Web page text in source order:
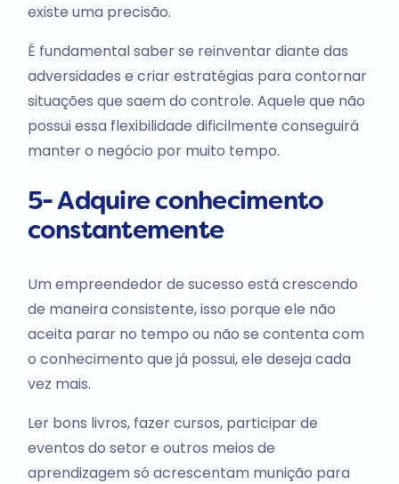
existe uma precisão.
É fundamental saber se reinventar diante das
adversidades e criar estratégias para contornar
situações que saem do controle. Aquele que não
possui essa flexibilidade dificilmente conseguirá
manter o negócio por muito tempo.
5- Adquire conhecimento
constantemente
Um empreendedor de sucesso está crescendo
de maneira consistente, isso porque ele não
aceita parar no tempo ou não se contenta com
o conhecimento que já possui, ele deseja cada
vez mais.
Ler bons livros, fazer cursos, participar de
eventos do setor e outros meios de
aprendizagem só acrescentam munição para